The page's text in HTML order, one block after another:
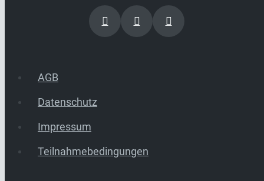
AGB
Datenschutz
Impressum
Teilnahmebedingungen